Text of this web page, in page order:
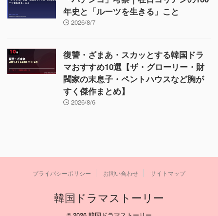
年史と「ルーツを生きる」こと
2026/8/7
復讐・ざまあ・スカッとする韓国ドラ
マおすすめ10選【ザ・グローリー・財
閥家の末息子・ペントハウスなど胸が
すく傑作まとめ】
2026/8/6
プライバシーポリシー お問い合わせ サイトマップ
韓国ドラマストーリー